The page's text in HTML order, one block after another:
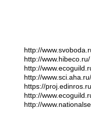
http://
http://www.hibeco.ru/
http://
http://
https://
http://
http://